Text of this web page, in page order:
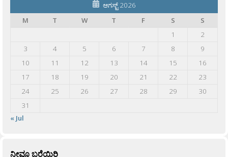
ಆಗಸ್ಟ್ 2026
M
T W T F S
S
1
2
3
4 5 6 7 8
9
10
11 12 13 14 15
16
17
18 19 20 21 22
23
24
25 26 27 28 29
30
31
« Jul
ನೀವೂ ಬರೆಯಿರಿ